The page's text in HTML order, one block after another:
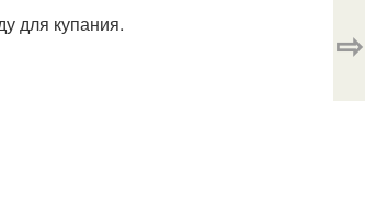
для купания.
⇨